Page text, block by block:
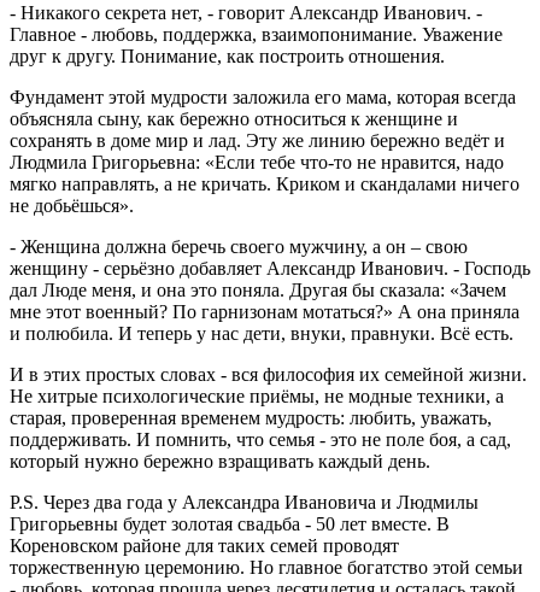
- Никакого секрета нет, - говорит Александр Иванович. -
Главное - любовь, поддержка, взаимопонимание. Уважение
друг к другу. Понимание, как построить отношения.
Фундамент этой мудрости заложила его мама, которая всегда
объясняла сыну, как бережно относиться к женщине и
сохранять в доме мир и лад. Эту же линию бережно ведёт и
Людмила Григорьевна: «Если тебе что-то не нравится, надо
мягко направлять, а не кричать. Криком и скандалами ничего
не добьёшься».
- Женщина должна беречь своего мужчину, а он – свою
женщину - серьёзно добавляет Александр Иванович. - Господь
дал Люде меня, и она это поняла. Другая бы сказала: «Зачем
мне этот военный? По гарнизонам мотаться?» А она приняла
и полюбила. И теперь у нас дети, внуки, правнуки. Всё есть.
И в этих простых словах - вся философия их семейной жизни.
Не хитрые психологические приёмы, не модные техники, а
старая, проверенная временем мудрость: любить, уважать,
поддерживать. И помнить, что семья - это не поле боя, а сад,
который нужно бережно взращивать каждый день.
P.S. Через два года у Александра Ивановича и Людмилы
Григорьевны будет золотая свадьба - 50 лет вместе. В
Кореновском районе для таких семей проводят
торжественную церемонию. Но главное богатство этой семьи